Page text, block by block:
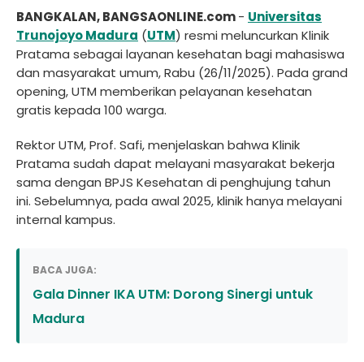
BANGKALAN, BANGSAONLINE.com- Universitas
Trunojoyo Madura (UTM) resmi meluncurkan Klinik
Pratama sebagai layanan kesehatan bagi mahasiswa
dan masyarakat umum, Rabu (26/11/2025). Pada grand
opening, UTM memberikan pelayanan kesehatan
gratis kepada 100 warga.
Rektor UTM, Prof. Safi, menjelaskan bahwa Klinik
Pratama sudah dapat melayani masyarakat bekerja
sama dengan BPJS Kesehatan di penghujung tahun
ini. Sebelumnya, pada awal 2025, klinik hanya melayani
internal kampus.
BACA JUGA:
Gala Dinner IKA UTM: Dorong Sinergi untuk
Madura